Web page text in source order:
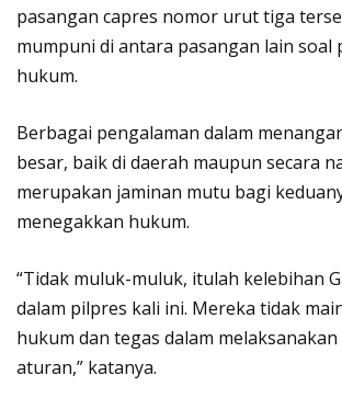
pasangan capres nomor urut tiga
mumpuni di antara pasangan lain soal
hukum.
Berbagai pengalaman dalam
besar, baik di daerah maupun secara
merupakan jaminan mutu bagi
menegakkan hukum.
“Tidak muluk-muluk, itulah kelebihan
dalam pilpres kali ini. Mereka tidak
hukum dan tegas dalam
aturan,” katanya.